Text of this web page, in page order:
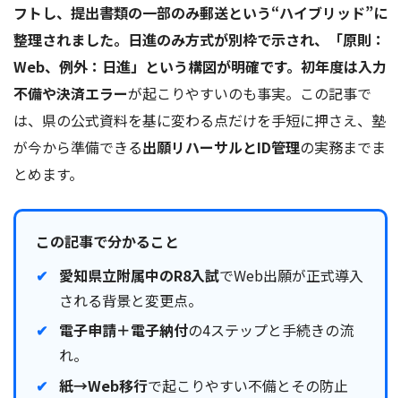
フトし、提出書類の一部のみ郵送という“ハイブリッド”に
整理されました。日進のみ方式が別枠で示され、「原則：
Web、例外：日進」という構図が明確です。初年度は入力
不備や決済エラーが起こりやすいのも事実。この記事で
は、県の公式資料を基に変わる点だけを手短に押さえ、塾
が今から準備できる出願リハーサルとID管理の実務までま
とめます。
この記事で分かること
愛知県立附属中のR8入試でWeb出願が正式導入
される背景と変更点。
電子申請＋電子納付の4ステップと手続きの流
れ。
紙→Web移行で起こりやすい不備とその防止